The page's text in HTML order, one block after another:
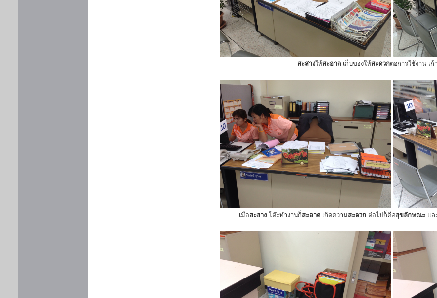
สะสางให้สะอาดเก็บของให้สะดวกต่อการใช้งาน เก้
เมื่อสะสางโต๊ะทำงานก็สะอาดเกิดความสะดวกต่อไปก็คือสุขลักษณะ แล